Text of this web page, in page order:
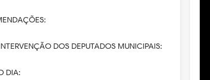
DOS DEPUTADOS MUNICIPAIS:
DIA: